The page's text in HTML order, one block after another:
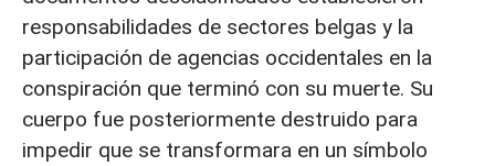
responsabilidades de sectores belgas y la
participación de agencias occidentales en la
conspiración que terminó con su muerte. Su
cuerpo fue posteriormente destruido para
impedir que se transformara en un símbolo